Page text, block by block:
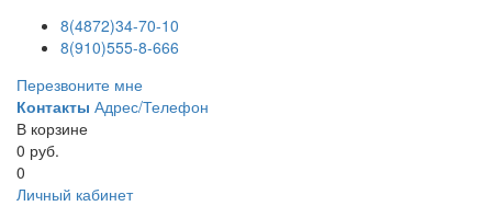
8(4872)34-70-10
8(910)555-8-666
Перезвоните мне
Контакты Адрес/Телефон
В корзине
0 руб.
0
Личный кабинет